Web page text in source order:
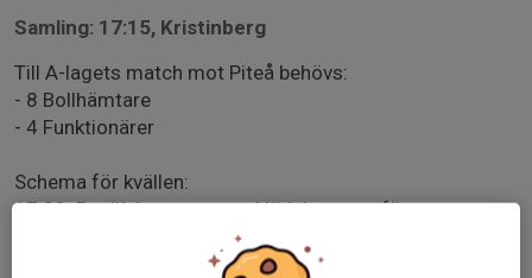
Samling: 17:15, Kristinberg
Till A-lagets match mot Piteå behövs:
- 8 Bollhämtare
- 4 Funktionärer
Schema för kvällen:
17.30: Besök herrarnas omklädningsrum för
18.00: Genomgång av arbetsfördelning samt utdelning